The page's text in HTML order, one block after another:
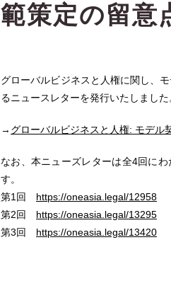
範策定の留意
グローバルビジネスと人権に関し、
るニュースレターを発行いたしまし
→ グローバルビジネスと人権: モデル
なお、本ニューズレターは全4回に
す。
第1回 https://oneasia.legal/12958
第2回 https://oneasia.legal/13295
第3回 https://oneasia.legal/13420